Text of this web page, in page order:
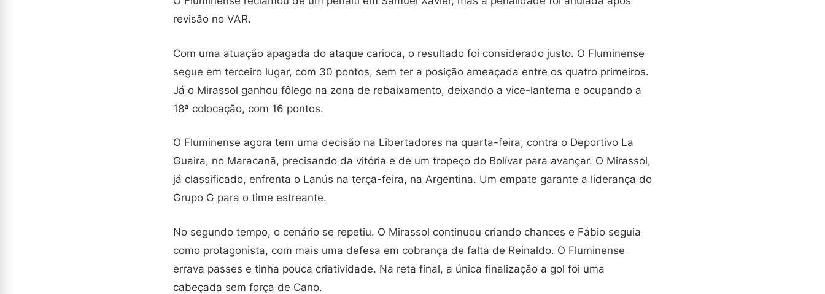
revisão no VAR.
Com uma atuação apagada do ataque carioca, o resultado foi considerado justo. O Fluminense
segue em terceiro lugar, com 30 pontos, sem ter a posição ameaçada entre os quatro primeiros.
Já o Mirassol ganhou fôlego na zona de rebaixamento, deixando a vice-lanterna e ocupando a
18ª colocação, com 16 pontos.
O Fluminense agora tem uma decisão na Libertadores na quarta-feira, contra o Deportivo La
Guaira, no Maracanã, precisando da vitória e de um tropeço do Bolívar para avançar. O Mirassol,
já classificado, enfrenta o Lanús na terça-feira, na Argentina. Um empate garante a liderança do
Grupo G para o time estreante.
No segundo tempo, o cenário se repetiu. O Mirassol continuou criando chances e Fábio seguia
como protagonista, com mais uma defesa em cobrança de falta de Reinaldo. O Fluminense
errava passes e tinha pouca criatividade. Na reta final, a única finalização a gol foi uma
cabeçada sem força de Cano.